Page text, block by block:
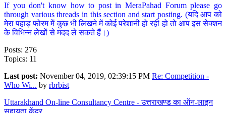
If you don't know how to post in MeraPahad Forum please go
through various threads in this section and start posting. (यदि आप को
मेरा पहाड़ फोरम में कुछ भी लिखने में कोई परेशानी हो रही हो तो आप इस सेक्शन
के विभिन्न लेखों से मदद ले सकते हैं।)
Posts: 276
Topics: 11
Last post: November 04, 2019, 02:39:15 PM Re: Competition -
Who Wi... by rbrbist
Uttarakhand On-line Consultancy Centre - उत्तराखण्ड का ऑन-लाइन
सहायता केंद्र